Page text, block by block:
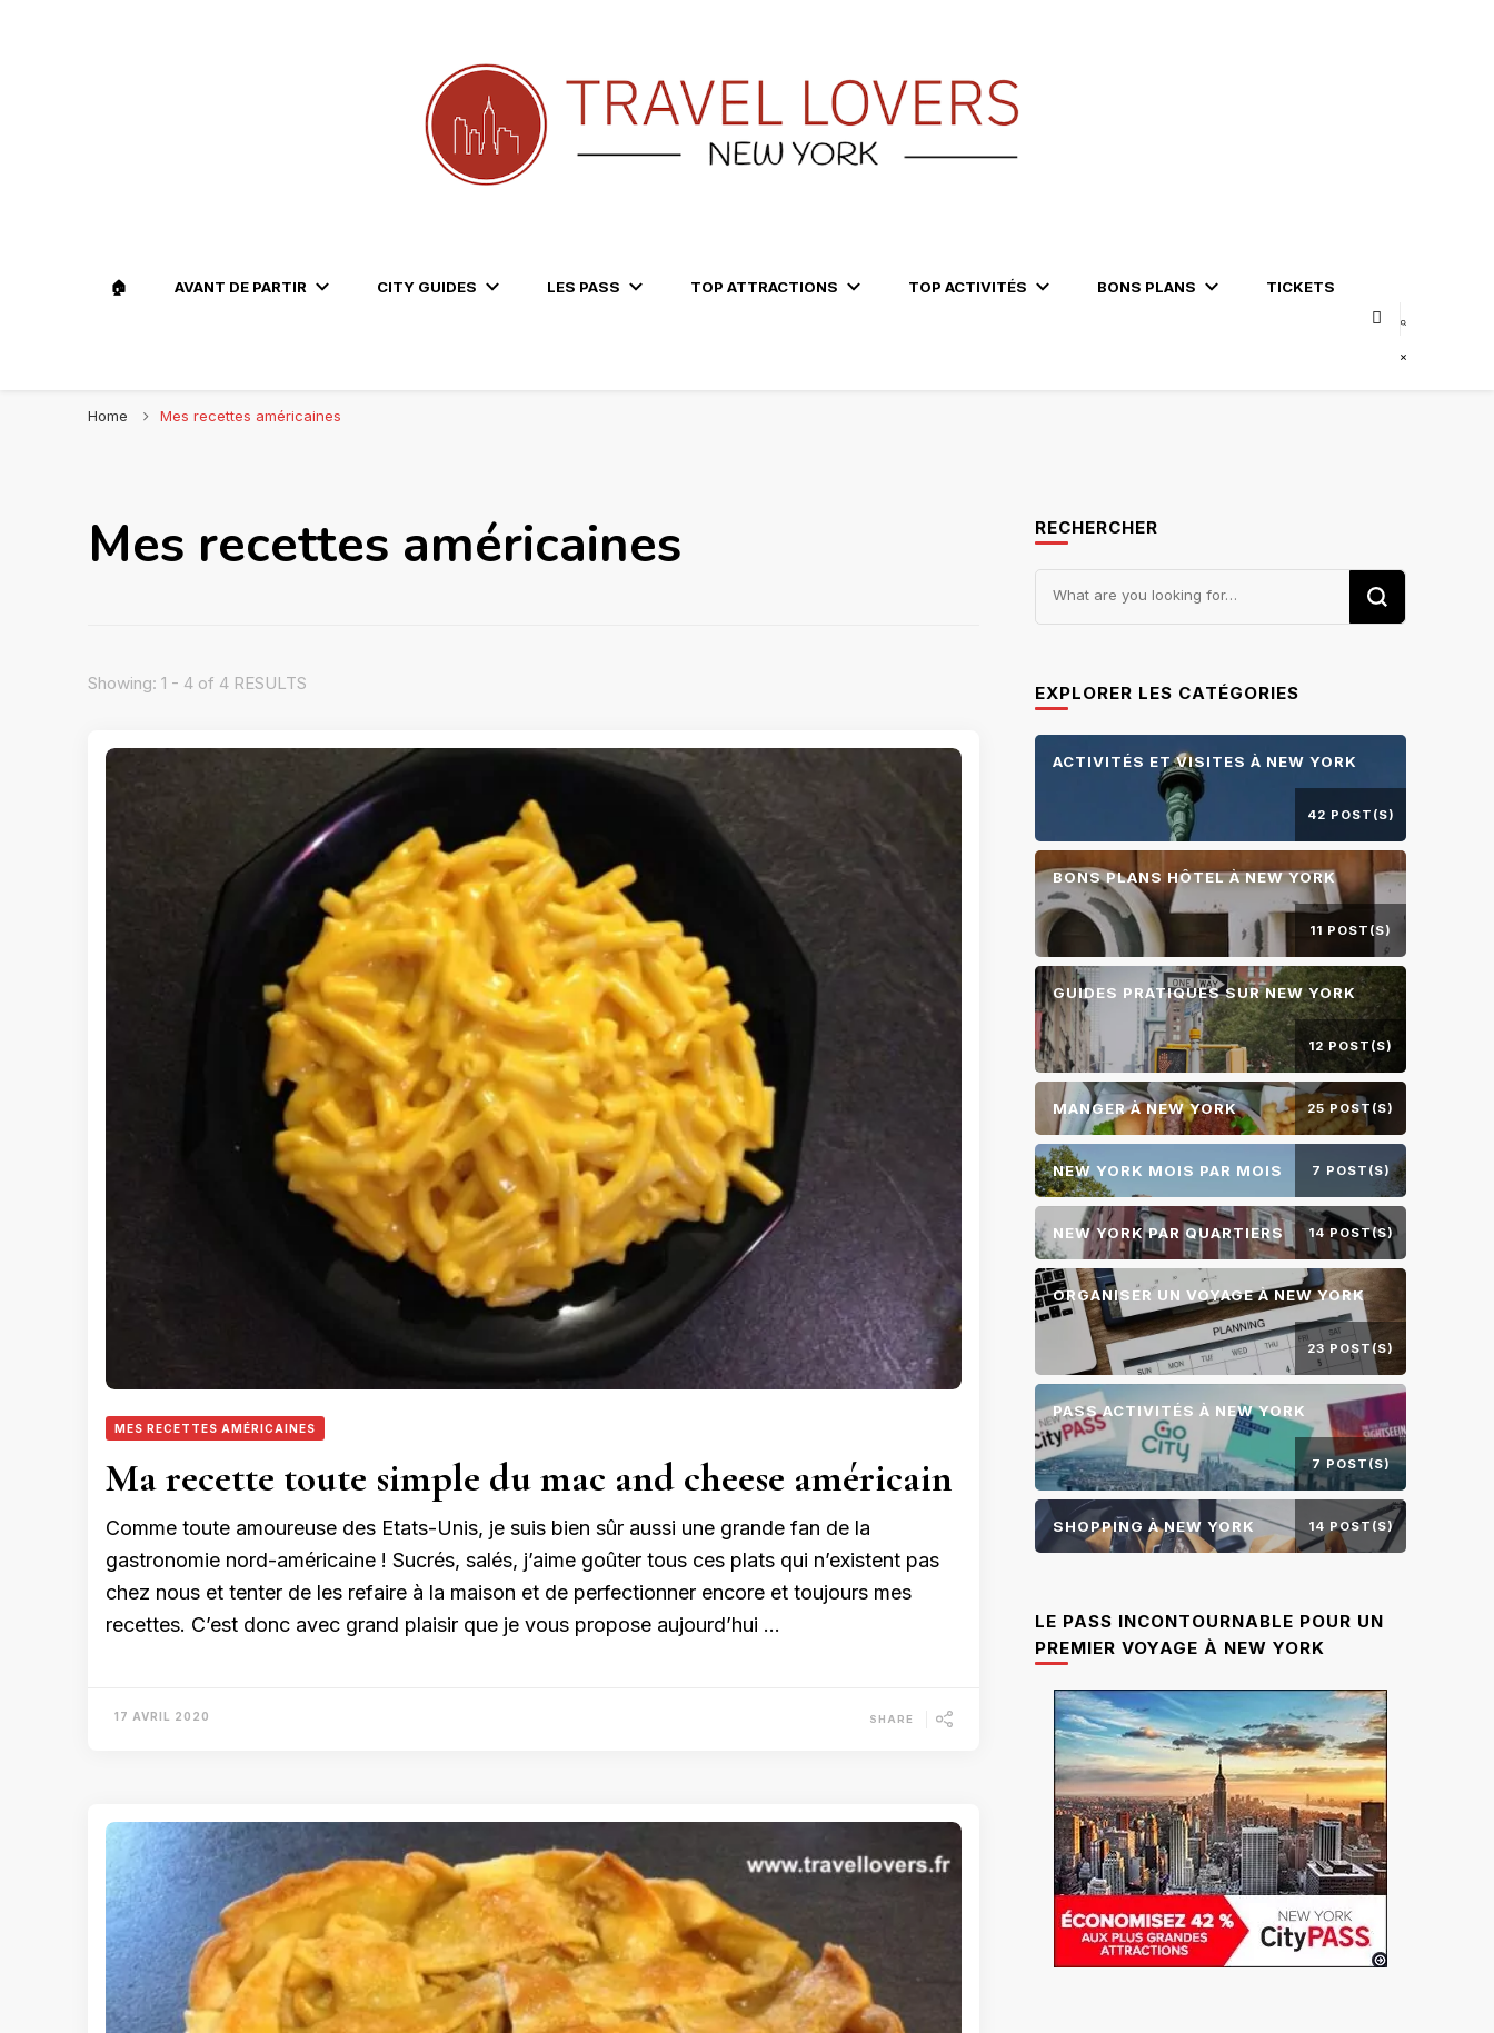
🏠 AVANT DE PARTIR CITY GUIDES LES PASS TOP ATTRACTIONS TOP ACTIVITÉS BONS PLANS TICKETS
Home Mes recettes américaines
Mes recettes américaines
Showing: 1 - 4 of 4 RESULTS
MES RECETTES AMÉRICAINES
Ma recette toute simple du mac and cheese américain
Comme toute amoureuse des Etats-Unis, je suis bien sûr aussi une grande fan de la
gastronomie nord-américaine ! Sucrés, salés, j’aime goûter tous ces plats qui n’existent pas
chez nous et tenter de les refaire à la maison et de perfectionner encore et toujours mes
recettes. C’est donc avec grand plaisir que je vous propose aujourd’hui …
17 AVRIL 2020 SHARE
RECHERCHER
EXPLORER LES CATÉGORIES
ACTIVITÉS ET VISITES À NEW YORK
42 POST(S)
BONS PLANS HÔTEL À NEW YORK
11 POST(S)
GUIDES PRATIQUES SUR NEW YORK
12 POST(S)
MANGER À NEW YORK 25 POST(S)
NEW YORK MOIS PAR MOIS 7 POST(S)
NEW YORK PAR QUARTIERS 14 POST(S)
ORGANISER UN VOYAGE À NEW YORK
23 POST(S)
PASS ACTIVITÉS À NEW YORK
7 POST(S)
SHOPPING À NEW YORK 14 POST(S)
LE PASS INCONTOURNABLE POUR UN
PREMIER VOYAGE À NEW YORK